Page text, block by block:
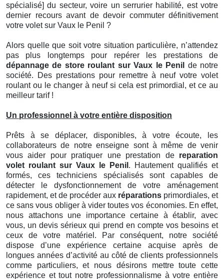
spécialisé] du secteur, voire un serrurier habilité, est votre
dernier recours avant de devoir commuter définitivement
votre volet sur Vaux le Penil ?
Alors quelle que soit votre situation particulière, n’attendez
pas plus longtemps pour repérer les prestations de
dépannage de store roulant sur Vaux le Penil
de notre
société. Des prestations pour remettre à neuf votre volet
roulant ou le changer à neuf si cela est primordial, et ce au
meilleur tarif !
Un professionnel à votre entière disposition
Prêts à se déplacer, disponibles, à votre écoute, les
collaborateurs de notre enseigne sont à même de venir
vous aider pour pratiquer une prestation de reparation
volet roulant sur Vaux le Penil . Hautement qualifiés et
formés, ces techniciens spécialisés sont capables de
détecter le dysfonctionnement de votre aménagement
rapidement, et de procéder aux réparations primordiales, et
ce sans vous obliger à vider toutes vos économies. En effet,
nous attachons une importance certaine à établir, avec
vous, un devis sérieux qui prend en compte vos besoins et
ceux de votre matériel. Par conséquent, notre société
dispose d’une expérience certaine acquise après de
longues années d’activité au côté de clients professionnels
comme particuliers, et nous désirons mettre toute cette
expérience et tout notre professionnalisme à votre entière